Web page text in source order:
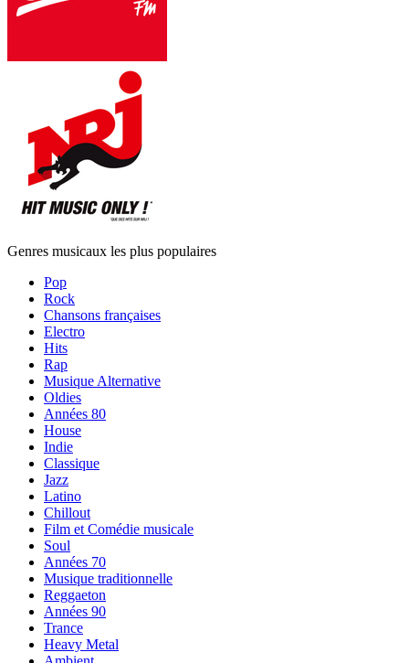
Genres musicaux les plus populaires
Pop
Rock
Chansons françaises
Electro
Hits
Rap
Musique Alternative
Oldies
Années 80
House
Indie
Classique
Jazz
Latino
Chillout
Film et Comédie musicale
Soul
Années 70
Musique traditionnelle
Reggaeton
Années 90
Trance
Heavy Metal